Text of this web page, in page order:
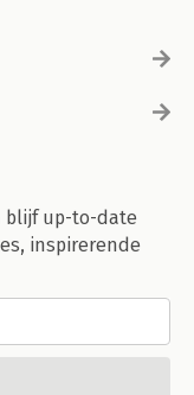
blijf up-to-date
inspirerende